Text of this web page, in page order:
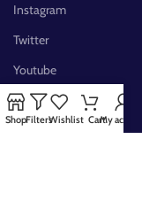
Instagram
Twitter
Youtube
Pinterest
FB Group
ShopFiltersWishlist CartMy account